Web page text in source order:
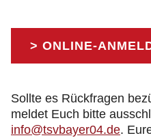
> ONLINE-
Sollte es Rückfragen
meldet Euch bitte
info@tsvbayer04.de.